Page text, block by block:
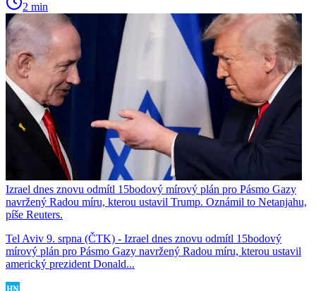
2 min
Izrael dnes znovu odmítl 15bodový mírový plán pro Pásmo Gazy
navržený Radou míru, kterou ustavil Trump. Oznámil to Netanjahu,
píše Reuters.
Tel Aviv 9. srpna (ČTK) - Izrael dnes znovu odmítl 15bodový
mírový plán pro Pásmo Gazy navržený Radou míru, kterou ustavil
americký prezident Donald...